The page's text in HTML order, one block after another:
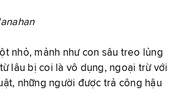
nhỏ, mảnh như con sâu treo lủng
lâu bị coi là vô dụng, ngoại trừ với
những người được trả công hậu